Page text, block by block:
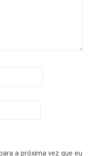
a próxima vez que eu